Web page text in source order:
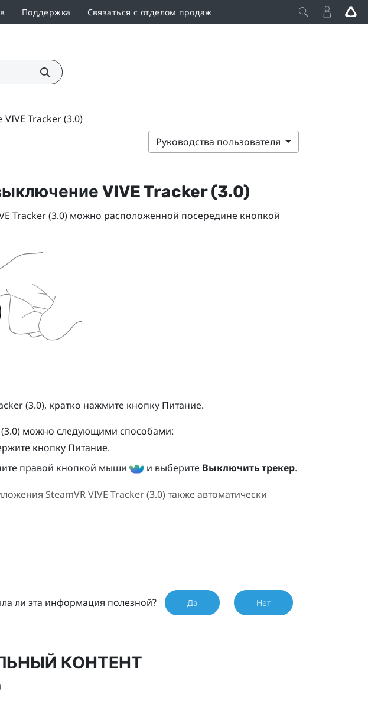
Поддержка Связаться с отделом продаж
Tracker (3.0)
Руководства пользователя
VIVETracker (3.0)
Tracker (3.0)можно расположенной посередине кнопкой
(3.0), кратко нажмите кнопку Питание.
можно следующими способами:
кнопку Питание.
правой кнопкой мыши и выберите Выключить трекер.
SteamVRVIVE Tracker (3.0) также автоматически
ли эта информация полезной? Да Нет
КОНТЕНТ